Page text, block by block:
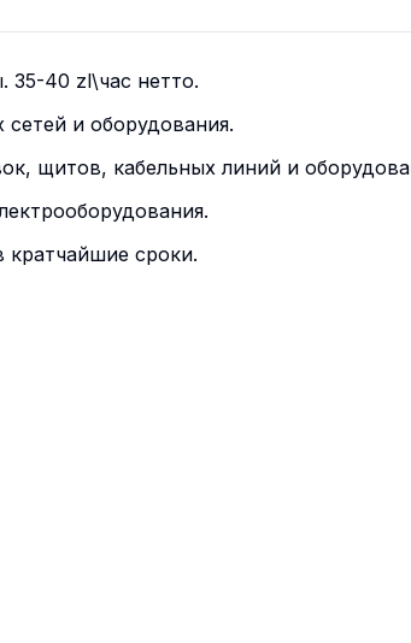
35-40 zl\час неттo.
и оборудования.
щитов, кабельных линий и
кратчайшие сроки.